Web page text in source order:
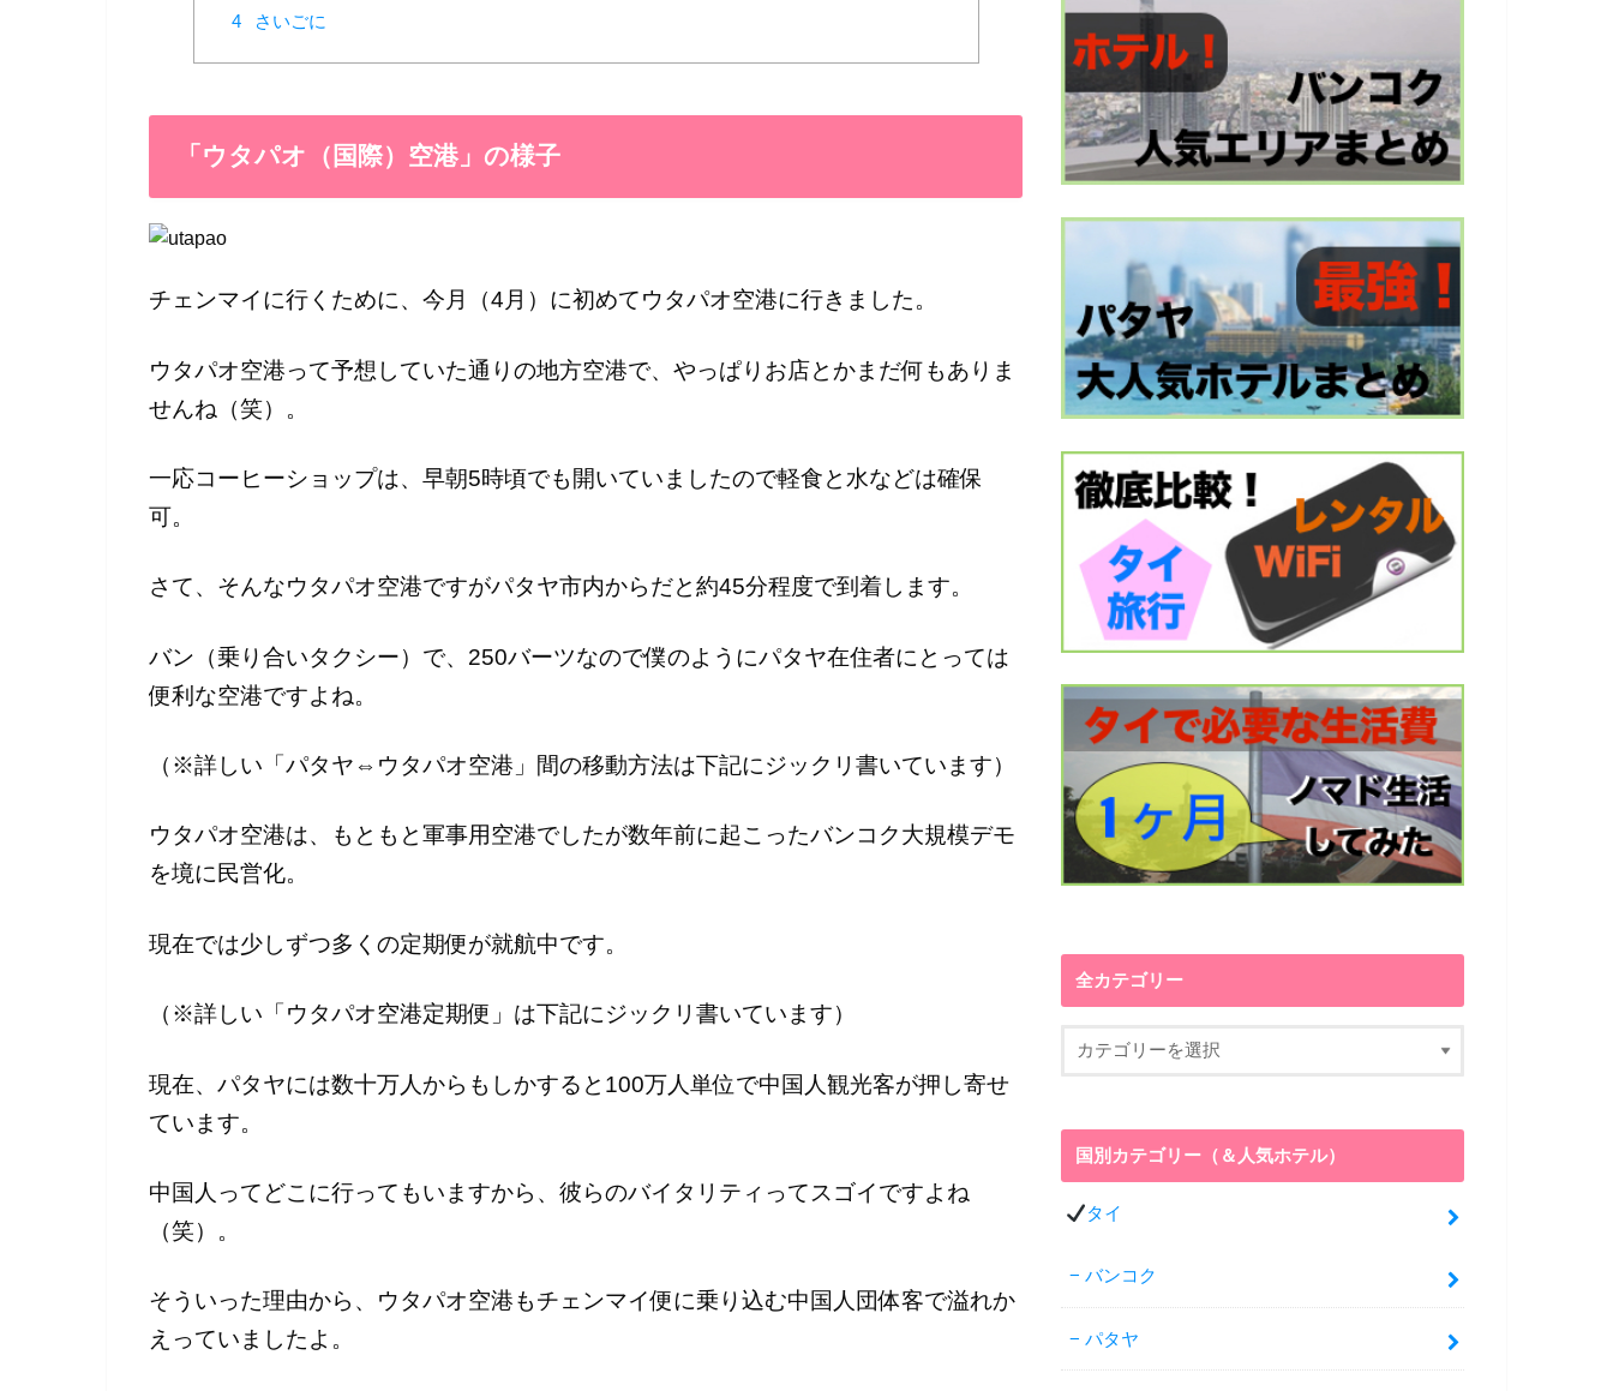
4 さいごに
「ウタパオ（国際）空港」の様子
チェンマイに行くために、今月（4月）に初めてウタパオ空港に行きました。
ウタパオ空港って予想していた通りの地方空港で、やっぱりお店とかまだ何もありま
せんね（笑）。
一応コーヒーショップは、早朝5時頃でも開いていましたので軽食と水などは確保
可。
さて、そんなウタパオ空港ですがパタヤ市内からだと約45分程度で到着します。
バン（乗り合いタクシー）で、250バーツなので僕のようにパタヤ在住者にとっては
便利な空港ですよね。
（※詳しい「パタヤ⇔ウタパオ空港」間の移動方法は下記にジックリ書いています）
ウタパオ空港は、もともと軍事用空港でしたが数年前に起こったバンコク大規模デモ
を境に民営化。
現在では少しずつ多くの定期便が就航中です。
（※詳しい「ウタパオ空港定期便」は下記にジックリ書いています）
現在、パタヤには数十万人からもしかすると100万人単位で中国人観光客が押し寄せ
ています。
中国人ってどこに行ってもいますから、彼らのバイタリティってスゴイですよね
（笑）。
そういった理由から、ウタパオ空港もチェンマイ便に乗り込む中国人団体客で溢れか
えっていましたよ。
全カテゴリー
国別カテゴリー（＆人気ホテル）
タイ
バンコク
パタヤ